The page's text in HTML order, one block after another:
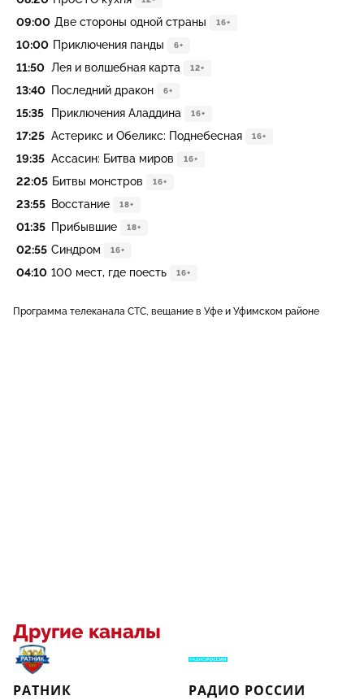
09:00 Две стороны одной страны 16+
10:00 Приключения панды 6+
11:50 Лея и волшебная карта 12+
13:40 Последний дракон 6+
15:35 Приключения Аладдина 16+
17:25 Астерикс и Обеликс: Поднебесная 16+
19:35 Ассасин: Битва миров 16+
22:05 Битвы монстров 16+
23:55 Восстание 18+
01:35 Прибывшие 18+
02:55 Синдром 16+
04:10 100 мест, где поесть 16+
Программа телеканала СТС, вещание в Уфе и Уфимском районе
Другие каналы
РАТНИК РАДИО РОССИИ